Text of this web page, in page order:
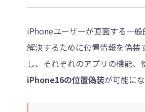
データ復元
ータ復元
iCareFone -
4DDiG - 重複
iPhoneユーザーが直面する一
解決するために位置情報を偽
し、それぞれのアプリの機能
iPhone16の位置偽装が可能にな